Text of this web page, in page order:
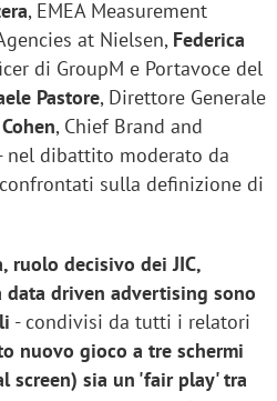
, EMEA Measurement
at Nielsen, Federica
di GroupM e Portavoce del
Pastore, Direttore Generale
, Chief Brand and
nel dibattito moderato da
sulla definizione di
ruolo decisivo dei JIC,
driven advertising sono
- condivisi da tutti i relatori
nuovo gioco a tre schermi
screen) sia un 'fair play' tra